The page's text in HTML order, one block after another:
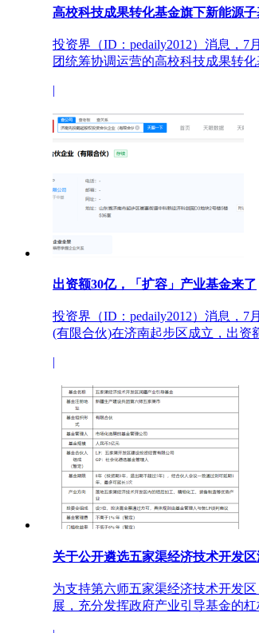
高校科技成果转化基金旗下新能源
投资界（ID：pedaily2012）消息，
团统筹协调运营的高校科技成果转
|
出资额30亿，「扩容」产业基金来了
投资界（ID：pedaily2012）消息，7
(有限合伙)在济南起步区成立，出资
|
关于公开遴选五家渠经济技术开发
为支持第六师五家渠经济技术开发
展，充分发挥政府产业引导基金的